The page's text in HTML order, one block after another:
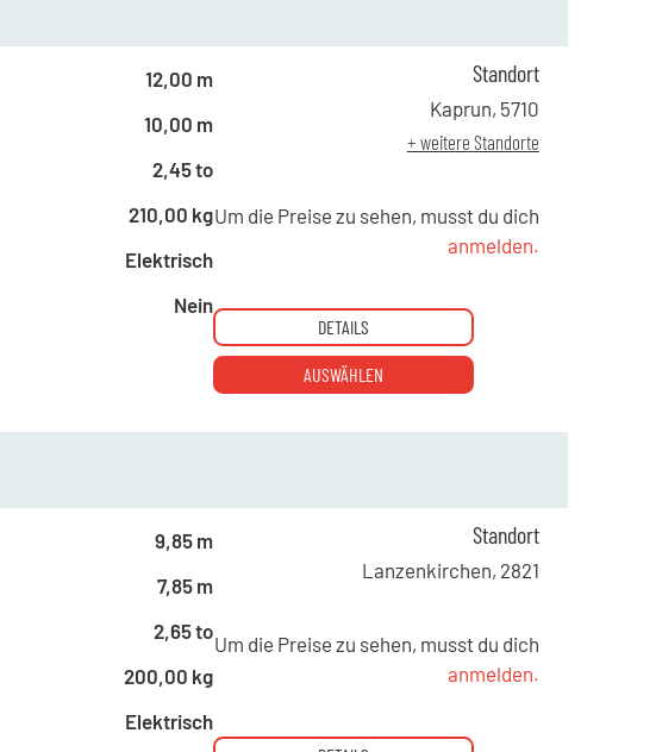
12,00 m
10,00 m
2,45 to
210,00 kg
Elektrisch
Nein
Um die Preise zu sehen, musst du dich
anmelden.
Standort
Kaprun, 5710
+ weitere Standorte
DETAILS
AUSWÄHLEN
9,85 m
7,85 m
2,65 to
200,00 kg
Elektrisch
Um die Preise zu sehen, musst du dich
anmelden.
Standort
Lanzenkirchen, 2821